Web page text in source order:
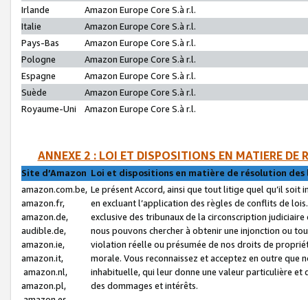
Irlande
Amazon Europe Core S.à r.l.
Italie
Amazon Europe Core S.à r.l.
Pays-Bas
Amazon Europe Core S.à r.l.
Pologne
Amazon Europe Core S.à r.l.
Espagne
Amazon Europe Core S.à r.l.
Suède
Amazon Europe Core S.à r.l.
Royaume-Uni
Amazon Europe Core S.à r.l.
ANNEXE 2 : LOI ET DISPOSITIONS EN MATIERE DE
Site d’Amazon Loi et dispositions en matière de résolution
amazon.com.be,
amazon.fr,
amazon.de,
audible.de,
amazon.ie,
amazon.it,
amazon.nl,
amazon.pl,
Le présent Accord, ainsi que tout litige quel qu’il soit
en excluant l’application des règles de conflits de
exclusive des tribunaux de la circonscription
nous pouvons chercher à obtenir une injonction ou
violation réelle ou présumée de nos droits de
morale. Vous reconnaissez et acceptez en outre que
inhabituelle, qui leur donne une valeur particulière
des dommages et intérêts.